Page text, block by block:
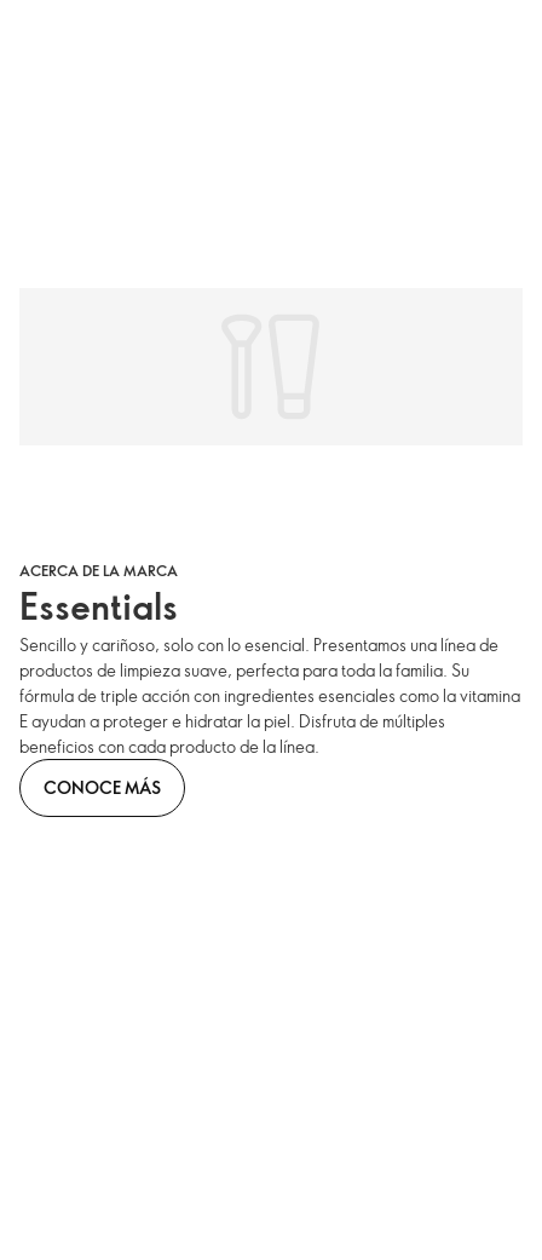
ACERCA DE LA MARCA
Essentials
Sencillo y cariñoso, solo con lo esencial. Presentamos una línea de
productos de limpieza suave, perfecta para toda la familia. Su
fórmula de triple acción con ingredientes esenciales como la vitamina
E ayudan a proteger e hidratar la piel. Disfruta de múltiples
beneficios con cada producto de la línea.
CONOCE MÁS